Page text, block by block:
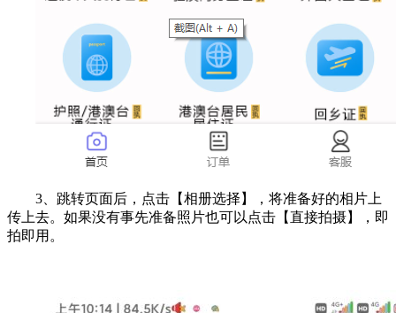
3、跳转页面后，点击【相册选择】，将准备好的相片上
传上去。如果没有事先准备照片也可以点击【直接拍摄】，即
拍即用。